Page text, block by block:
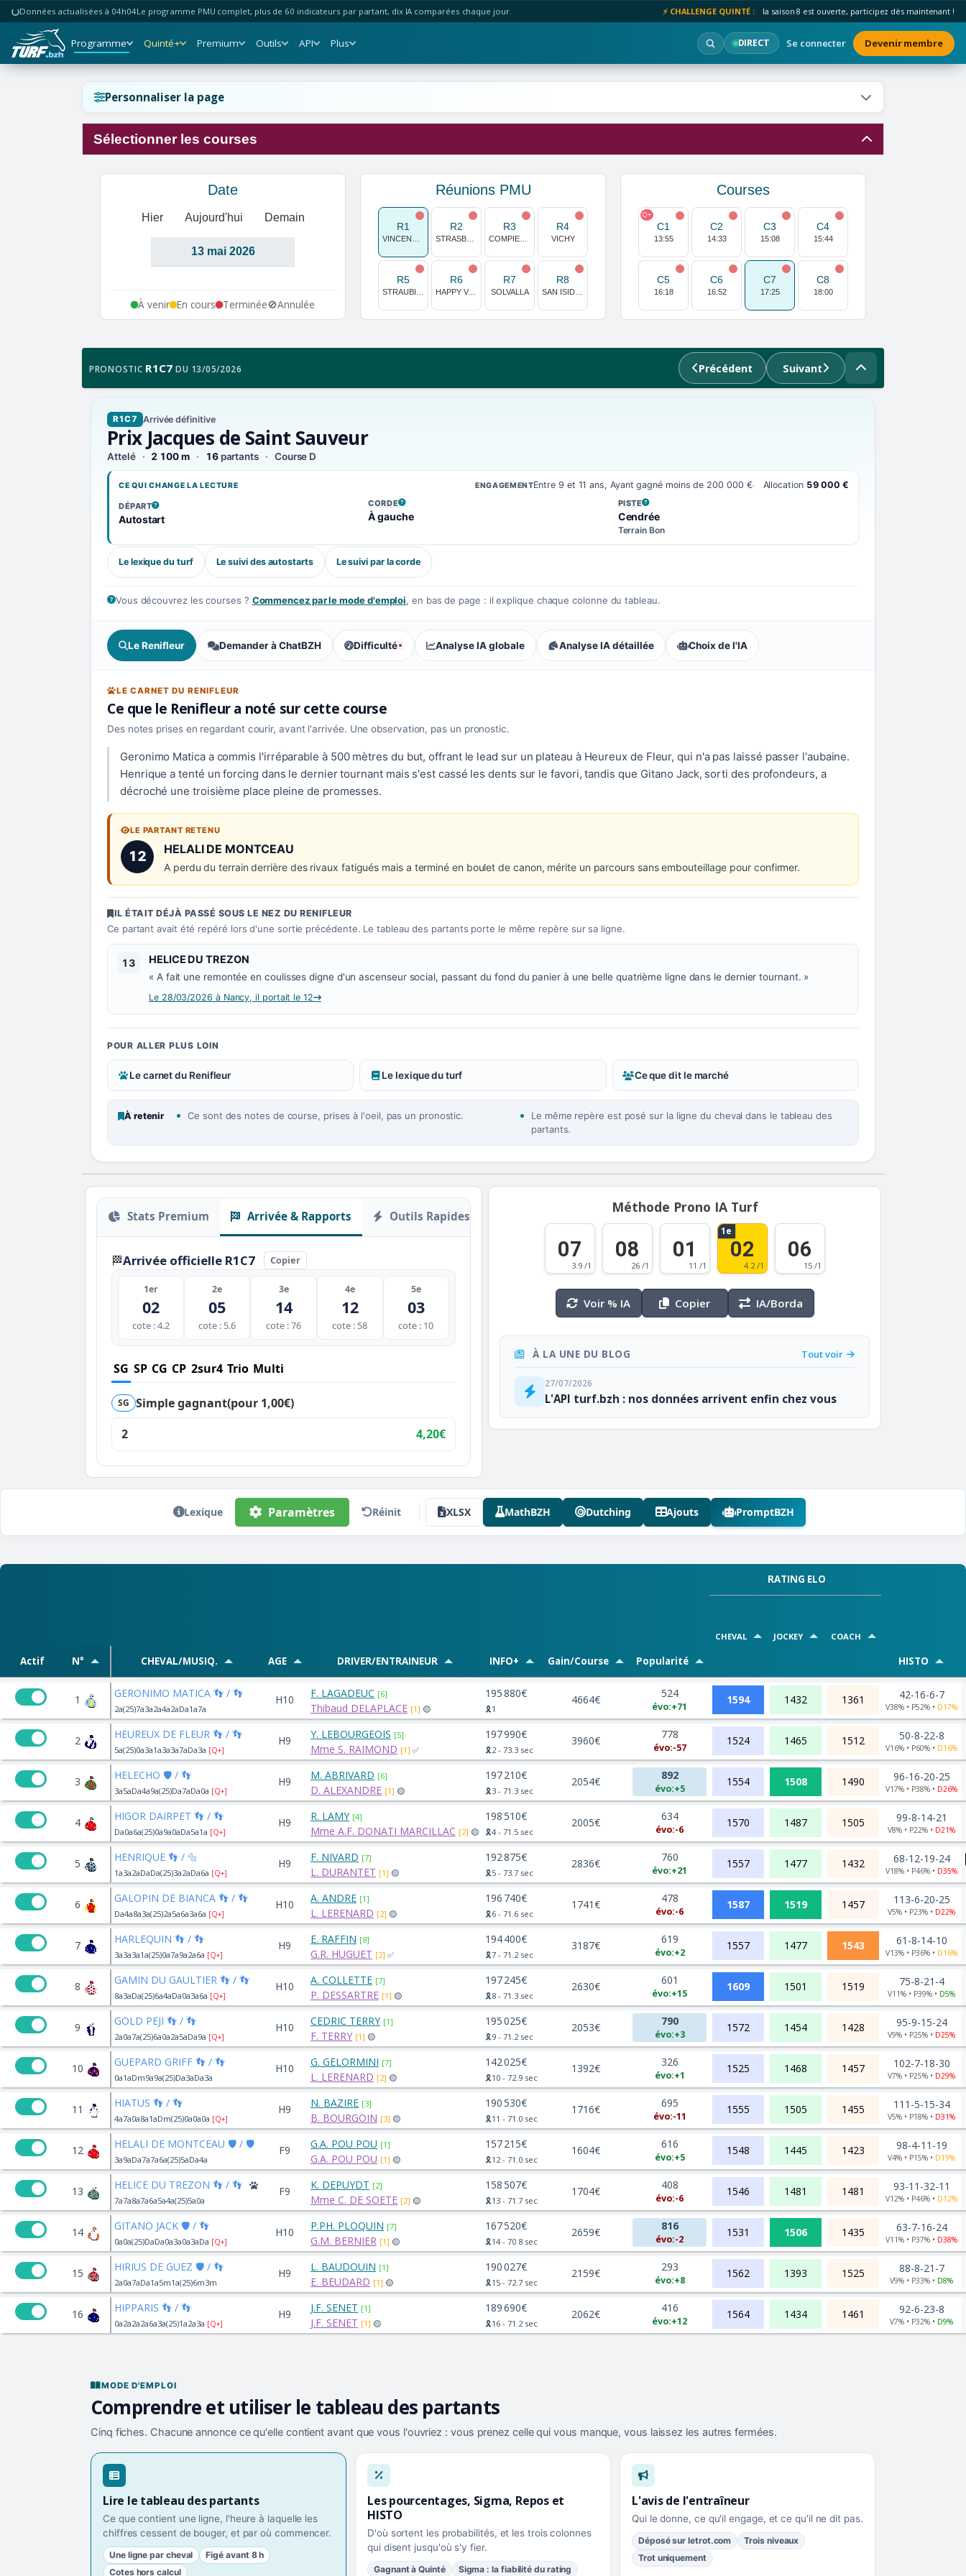
Données actualisées à 04h04Le programme PMU complet, plus de 60 indicateurs par partant, dix IA comparées chaque jour. ⚡ CHALLENGE QUINTÉ : la saison 8 est ouverte, participez dès maintenant !
Programme Quinté+ Premium Outils API Plus DIRECT Se connecter Devenir membre
Personnaliser la page
Sélectionner les courses
Date
Hier Aujourd'hui Demain
À venir En cours Terminée🚫Annulée
Réunions PMU
R1 R2 R3 R4
VICHY
R5 R6
HAPPY VALLEY
R7
SOLVALLA
R8
Courses
C1
13:55
Q+
C2
14:33
C3
15:08
C4
15:44
C5
16:18
C6
16:52
C7
17:25
C8
18:00
PRONOSTIC R1C7 DU 13/05/2026 Précédent Suivant
R1C7 Arrivée définitive
Prix Jacques de Saint Sauveur
Attelé 2 100 m 16partants Course D
CE QUI CHANGE LA LECTURE ENGAGEMENTEntre 9 et 11 ans, Ayant gagné moins de 200 000 € Allocation 59 000 €
DÉPART
, VOIR LA DÉFINITION
Autostart
CORDE
, VOIR LA DÉFINITION
À gauche
PISTE
, VOIR LA DÉFINITION
Cendrée
Terrain Bon
Le lexique du turf Le suivi des autostarts Le suivi par la corde
Vous découvrez les courses ? Commencez par le mode d'emploi, en bas de page : il explique chaque colonne du tableau.
Le Renifleur Demander à ChatBZH Difficulté
, tendance des parieurs : Extrême
Analyse IA globale Analyse IA détaillée Choix de l'IA
LE CARNET DU RENIFLEUR
Ce que le Renifleur a noté sur cette course
Des notes prises en regardant courir, avant l'arrivée. Une observation, pas un pronostic.
Geronimo Matica a commis l'irréparable à 500 mètres du but, offrant le lead sur un plateau à Heureux de Fleur, qui n'a pas laissé passer l'aubaine.
Henrique a tenté un forcing dans le dernier tournant mais s'est cassé les dents sur le favori, tandis que Gitano Jack, sorti des profondeurs, a
décroché une troisième place pleine de promesses.
LE PARTANT RETENU
12 Numéro 12 :
HELALI DE MONTCEAU
A perdu du terrain derrière des rivaux fatigués mais a terminé en boulet de canon, mérite un parcours sans embouteillage pour confirmer.
IL ÉTAIT DÉJÀ PASSÉ SOUS LE NEZ DU RENIFLEUR
Ce partant avait été repéré lors d'une sortie précédente. Le tableau des partants porte le même repère sur sa ligne.
13 Numéro 13 :
HELICE DU TREZON
« A fait une remontée en coulisses digne d'un ascenseur social, passant du fond du panier à une belle quatrième ligne dans le dernier tournant. »
Le 28/03/2026 à Nancy, il portait le 12
POUR ALLER PLUS LOIN
Le carnet du Renifleur Le lexique du turf Ce que dit le marché
À retenir Ce sont des notes de course, prises à l'oeil, pas un pronostic.
Le même repère est posé sur la ligne du cheval dans le tableau des
partants.
Stats Premium Arrivée & Rapports Outils Rapides
🏁Arrivée officielle R1C7 Copier
1er
02
cote : 4.2
2e
05
cote : 5.6
3e
14
cote : 76
4e
12
cote : 58
5e
03
cote : 10
SG SP CG CP 2sur4 Trio Multi
SG Simple gagnant(pour 1,00€)
2
4,20€
Méthode Prono IA Turf
07
3.9 /1
08
26 /1
01
11 /1
1e
02
4.2 /1
06
15 /1
Voir % IA Copier IA/Borda
À LA UNE DU BLOG Tout voir
27/07/2026
L'API turf.bzh : nos données arrivent enfin chez vous
Lexique Paramètres Réinit XLSX MathBZH Dutching Ajouts PromptBZH
Actif N° CHEVAL/MUSIQ. AGE DRIVER/ENTRAINEUR INFO+ Gain/Course Popularité
RATING ELO
CHEVAL JOCKEY COACH
HISTO
1 GERONIMO MATICA 👣 / 👣
2a(25)7a3a2a4a2aDa1a7a
H10 F. LAGADEUC [6]
Thibaud DELAPLACE [1] 🟡
195 880€
🎗️1
4664€ 524
évo:+71
1594 1432 1361 42-16-6-7
V38% • P52% • D17%
2 HEUREUX DE FLEUR 👣 / 👣
5a(25)0a3a1a3a3a7aDa3a [Q+]
H9 Y. LEBOURGEOIS [5]
Mme S. RAIMOND [1] ✅
197 990€
🎗️2 - 73.3 sec
3960€ 778
évo:-57
1524 1465 1512 50-8-22-8
V16% • P60% • D16%
3 HELECHO 🛡️ / 👣
3a5aDa4a9a(25)Da7aDa0a [Q+]
H9 M. ABRIVARD [6]
D. ALEXANDRE [1] 🟡
197 210€
🎗️3 - 71.3 sec
2054€ 892
évo:+5
1554 1508 1490 96-16-20-25
V17% • P38% • D26%
4 HIGOR DAIRPET 👣 / 👣
Da0a6a(25)0a9a0aDa5a1a [Q+]
H9 R. LAMY [4]
Mme A.F. DONATI MARCILLAC [2] 🟡
198 510€
🎗️4 - 71.5 sec
2005€ 634
évo:-6
1570 1487 1505 99-8-14-21
V8% • P22% • D21%
5 HENRIQUE 👣 / 🔩
1a3a2aDaDa(25)3a2aDa6a [Q+]
H9 F. NIVARD [7]
L. DURANTET [1] 🟡
192 875€
🎗️5 - 73.7 sec
2836€ 760
évo:+21
1557 1477 1432 68-12-19-24
V18% • P46% • D35%
6 GALOPIN DE BIANCA 👣 / 👣
Da4a8a3a(25)2a5a6a3a6a [Q+]
H10 A. ANDRE [1]
L. LERENARD [2] 🟡
196 740€
🎗️6 - 71.6 sec
1741€ 478
évo:-6
1587 1519 1457 113-6-20-25
V5% • P23% • D22%
7 HARLEQUIN 👣 / 👣
3a3a3a1a(25)0a7a9a2a6a [Q+]
H9 E. RAFFIN [8]
G.R. HUGUET [2] ✅
194 400€
🎗️7 - 71.2 sec
3187€ 619
évo:+2
1557 1477 1543 61-8-14-10
V13% • P36% • D16%
8 GAMIN DU GAULTIER 👣 / 👣
8a3aDa(25)6a4aDa0a3a6a [Q+]
H10 A. COLLETTE [7]
P. DESSARTRE [1] 🟡
197 245€
🎗️8 - 71.3 sec
2630€ 601
évo:+15
1609 1501 1519 75-8-21-4
V11% • P39% • D5%
9 GOLD PEJI 👣 / 👣
2a0a7a(25)6a0a2a5aDa9a [Q+]
H10 CEDRIC TERRY [1]
F. TERRY [1] 🟡
195 025€
🎗️9 - 71.2 sec
2053€ 790
évo:+3
1572 1454 1428 95-9-15-24
V9% • P25% • D25%
10 GUEPARD GRIFF 👣 / 👣
0a1aDm9a9a(25)Da3aDa3a
H10 G. GELORMINI [7]
L. LERENARD [2] 🟡
142 025€
🎗️10 - 72.9 sec
1392€ 326
évo:+1
1525 1468 1457 102-7-18-30
V7% • P25% • D29%
11 HIATUS 👣 / 👣
4a7a0a8a1aDm(25)0a0a0a [Q+]
H9 N. BAZIRE [3]
B. BOURGOIN [3] 🟡
190 530€
🎗️11 - 71.0 sec
1716€ 695
évo:-11
1555 1505 1455 111-5-15-34
V5% • P18% • D31%
12 HELALI DE MONTCEAU 🛡️ / 🛡️
3a9aDa7a7a6a(25)5aDa4a
F9 G.A. POU POU [1]
G.A. POU POU [1] 🟡
157 215€
🎗️12 - 71.0 sec
1604€ 616
évo:+5
1548 1445 1423 98-4-11-19
V4% • P15% • D19%
13 HELICE DU TREZON 👣 / 👣
7a7a8a7a6a5a4a(25)5a0a
F9 K. DEPUYDT [2]
Mme C. DE SOETE [2] 🟡
158 507€
🎗️13 - 71.7 sec
1704€ 408
évo:-6
1546 1481 1481 93-11-32-11
V12% • P46% • D12%
14 GITANO JACK 🛡️ / 👣
0a0a(25)DaDa0a3a0a3aDa [Q+]
H10 P.PH. PLOQUIN [7]
G.M. BERNIER [1] 🟡
167 520€
🎗️14 - 70.8 sec
2659€ 816
évo:-2
1531 1506 1435 63-7-16-24
V11% • P37% • D38%
15 HIRIUS DE GUEZ 🛡️ / 👣
2a0a7aDa1a5m1a(25)6m3m
H9 L. BAUDOUIN [1]
E. BEUDARD [1] 🟡
190 027€
🎗️15 - 72.7 sec
2159€ 293
évo:+8
1562 1393 1525 88-8-21-7
V9% • P33% • D8%
16 HIPPARIS 👣 / 👣
0a2a2a2a6a3a(25)1a2a3a [Q+]
H9 J.F. SENET [1]
J.F. SENET [1] 🟡
189 690€
🎗️16 - 71.2 sec
2062€ 416
évo:+12
1564 1434 1461 92-6-23-8
V7% • P32% • D9%
MODE D'EMPLOI
Comprendre et utiliser le tableau des partants
Cinq fiches. Chacune annonce ce qu'elle contient avant que vous l'ouvriez : vous prenez celle qui vous manque, vous laissez les autres fermées.
Lire le tableau des partants
Ce que contient une ligne, l'heure à laquelle les
chiffres cessent de bouger, et par où commencer.
Une ligne par cheval
Figé avant 8 h
Cotes hors calcul
Les pourcentages, Sigma, Repos et
HISTO
D'où sortent les probabilités, et les trois colonnes
qui disent jusqu'où s'y fier.
Gagnant à Quinté Sigma : la fiabilité du rating
L'avis de l'entraîneur
Qui le donne, ce qu'il engage, et ce qu'il ne dit pas.
Déposé sur letrot.com
Trois niveaux
Trot uniquement
Réinitialiser l'affichage ?
Annuler